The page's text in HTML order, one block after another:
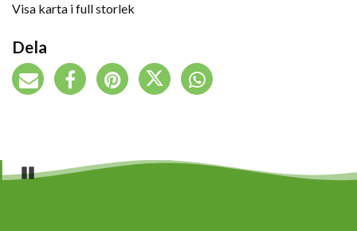
Visa karta i full storlek
Dela
Pause